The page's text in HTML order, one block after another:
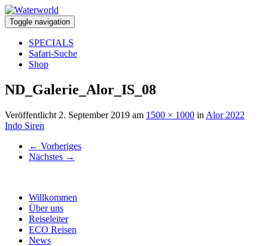
Toggle navigation
SPECIALS
Safari-Suche
Shop
ND_Galerie_Alor_IS_08
Veröffentlicht 2. September 2019 am 1500 × 1000 in Alor 2022
Indo Siren
← Vorheriges
Nächstes →
Willkommen
Über uns
Reiseleiter
ECO Reisen
News